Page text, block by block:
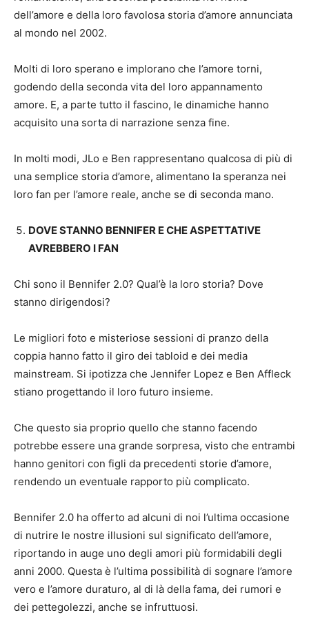
dell’amore e della loro favolosa storia d’amore annunciata
al mondo nel 2002.
Molti di loro sperano e implorano che l’amore torni,
godendo della seconda vita del loro appannamento
amore. E, a parte tutto il fascino, le dinamiche hanno
acquisito una sorta di narrazione senza fine.
In molti modi, JLo e Ben rappresentano qualcosa di più di
una semplice storia d’amore, alimentano la speranza nei
loro fan per l’amore reale, anche se di seconda mano.
DOVE STANNO BENNIFER E CHE ASPETTATIVE
AVREBBERO I FAN
Chi sono il Bennifer 2.0? Qual’è la loro storia? Dove
stanno dirigendosi?
Le migliori foto e misteriose sessioni di pranzo della
coppia hanno fatto il giro dei tabloid e dei media
mainstream. Si ipotizza che Jennifer Lopez e Ben Affleck
stiano progettando il loro futuro insieme.
Che questo sia proprio quello che stanno facendo
potrebbe essere una grande sorpresa, visto che entrambi
hanno genitori con figli da precedenti storie d’amore,
rendendo un eventuale rapporto più complicato.
Bennifer 2.0 ha offerto ad alcuni di noi l’ultima occasione
di nutrire le nostre illusioni sul significato dell’amore,
riportando in auge uno degli amori più formidabili degli
anni 2000. Questa è l’ultima possibilità di sognare l’amore
vero e l’amore duraturo, al di là della fama, dei rumori e
dei pettegolezzi, anche se infruttuosi.